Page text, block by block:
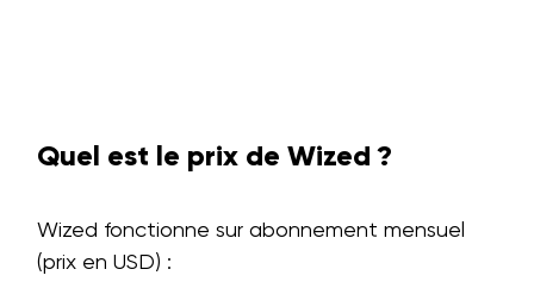
Quel est le prix de Wized ?
Wized fonctionne sur abonnement mensuel
(prix en USD) :